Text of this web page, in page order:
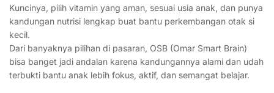
Kuncinya, pilih vitamin yang aman, sesuai usia anak, dan punya
kandungan nutrisi lengkap buat bantu perkembangan otak si
kecil.
Dari banyaknya pilihan di pasaran, OSB (Omar Smart Brain)
bisa banget jadi andalan karena kandungannya alami dan udah
terbukti bantu anak lebih fokus, aktif, dan semangat belajar.